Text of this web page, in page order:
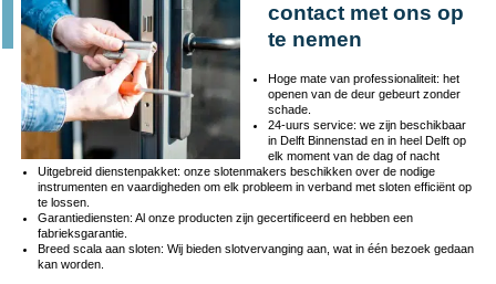
contact met ons op
te nemen
Hoge mate van professionaliteit: het
openen van de deur gebeurt zonder
schade.
24-uurs service: we zijn beschikbaar
in Delft Binnenstad en in heel Delft op
elk moment van de dag of nacht
Uitgebreid dienstenpakket: onze slotenmakers beschikken over de nodige
instrumenten en vaardigheden om elk probleem in verband met sloten efficiënt op
te lossen.
Garantiediensten: Al onze producten zijn gecertificeerd en hebben een
fabrieksgarantie.
Breed scala aan sloten: Wij bieden slotvervanging aan, wat in één bezoek gedaan
kan worden.